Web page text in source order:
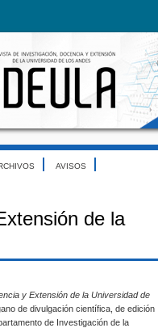
AVISOS
de la
y Extensión de la Universidad de
de divulgación científica, de edición
de Investigación de la